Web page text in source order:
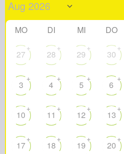
MO DI MI DO
27
+
28
+
29
+
30
+
3
+
4
+
5
+
6
+
10
+
11
+
12
+
13
+
17
+
18
+
19
+
20
+